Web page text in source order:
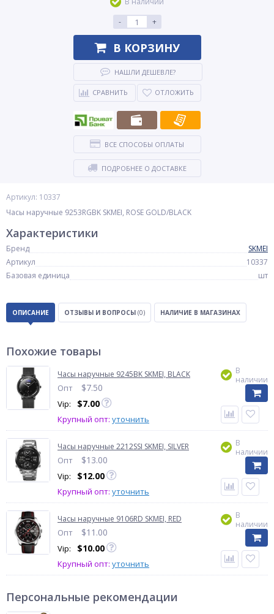
Артикул: 10337
Часы наручные 9253RGBK SKMEI, ROSE GOLD/BLACK
-
+
В КОРЗИНУ
НАШЛИ ДЕШЕВЛЕ?
СРАВНИТЬ ОТЛОЖИТЬ
ВСЕ СПОСОБЫ ОПЛАТЫ
ПОДРОБНЕЕ О ДОСТАВКЕ
Характеристики
Бренд
SKMEI
Артикул
10337
Базовая единица
шт
ОПИСАНИЕ ОТЗЫВЫ И ВОПРОСЫ (0) НАЛИЧИЕ В МАГАЗИНАХ
Похожие товары
Часы наручные 9245BK SKMEI, BLACK
Опт $7.50
Vip: $7.00
Крупный опт: уточнить
В
наличии
Часы наручные 2212SSI SKMEI, SILVER
Опт $13.00
Vip: $12.00
Крупный опт: уточнить
В
наличии
Часы наручные 9106RD SKMEI, RED
Опт $11.00
Vip: $10.00
Крупный опт: уточнить
В
наличии
Персональные рекомендации